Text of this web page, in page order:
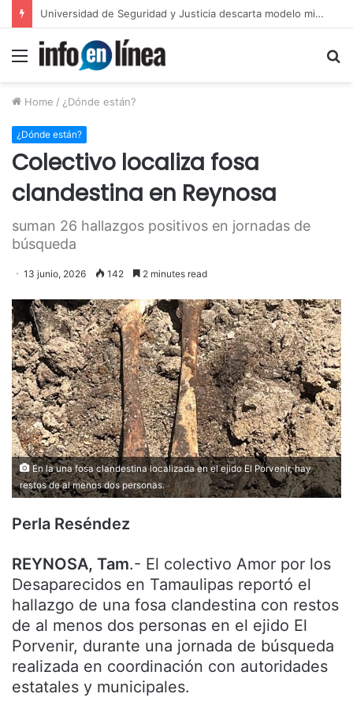
Layda Sansores anuncia acciones para fortalecer sectores en Campeche
Menu
Home / ¿Dónde están?
¿Dónde están?
Colectivo localiza fosa
clandestina en Reynosa
suman 26 hallazgos positivos en jornadas de
búsqueda
13 junio, 2026 142 2 minutes read
En la una fosa clandestina localizada en el ejido El Porvenir, hay
restos de al menos dos personas.
Perla Reséndez
REYNOSA, Tam.- El colectivo Amor por los
Desaparecidos en Tamaulipas reportó el
hallazgo de una fosa clandestina con restos
de al menos dos personas en el ejido El
Porvenir, durante una jornada de búsqueda
realizada en coordinación con autoridades
estatales y municipales.